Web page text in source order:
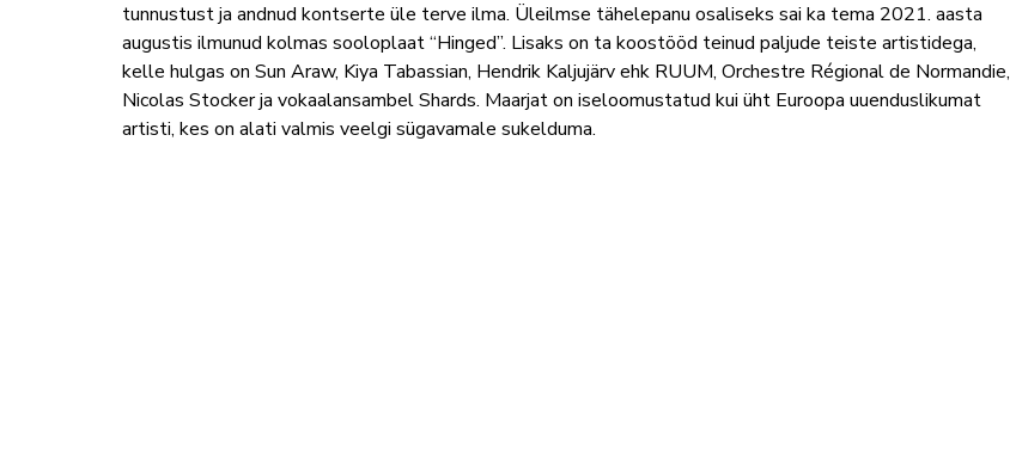
tunnustust ja andnud kontserte üle terve ilma. Üleilmse tähelepanu osaliseks sai ka tema 2021. aasta
augustis ilmunud kolmas sooloplaat “Hinged”. Lisaks on ta koostööd teinud paljude teiste artistidega,
kelle hulgas on Sun Araw, Kiya Tabassian, Hendrik Kaljujärv ehk RUUM, Orchestre Régional de Normandie,
Nicolas Stocker ja vokaalansambel Shards. Maarjat on iseloomustatud kui üht Euroopa uuenduslikumat
artisti, kes on alati valmis veelgi sügavamale sukelduma.